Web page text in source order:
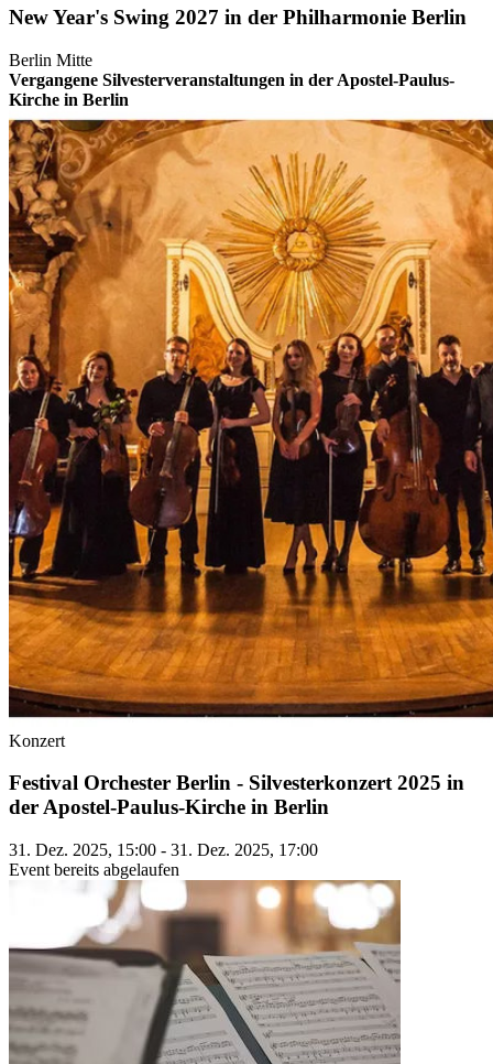
New Year's Swing 2027 in der Philharmonie Berlin
Berlin Mitte
Vergangene Silvesterveranstaltungen in der Apostel-Paulus-
Kirche in Berlin
Konzert
Festival Orchester Berlin - Silvesterkonzert 2025 in
der Apostel-Paulus-Kirche in Berlin
31. Dez. 2025, 15:00 - 31. Dez. 2025, 17:00
Event bereits abgelaufen